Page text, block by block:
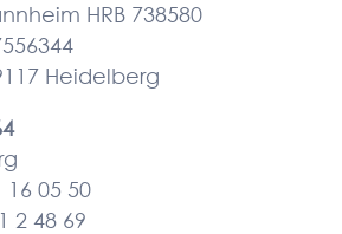
HRB 738580
Heidelberg
16 05 50
2 48 69